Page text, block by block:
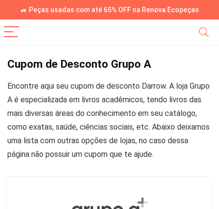
🚙 Peças usadas com até 65% OFF na Renova Ecopeças
Cupom de Desconto Grupo A
Encontre aqui seu cupom de desconto Darrow. A loja Grupo
A é especializada em livros acadêmicos, tendo livros das
mais diversas áreas do conhecimento em seu catálogo,
como exatas, saúde, ciências sociais, etc. Abaixo deixamos
uma lista com outras opções de lojas, no caso dessa
página não possuir um cupom que te ajude.